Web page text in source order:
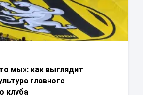
мы»: как выглядит
главного
клуба